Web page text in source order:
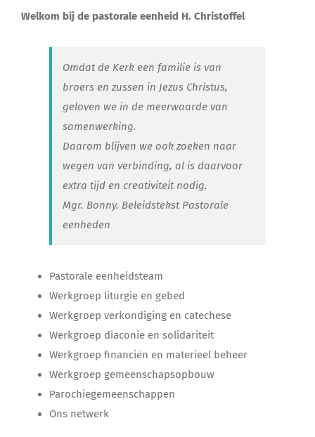
Welkom bij de pastorale eenheid H. Christoffel
Omdat de Kerk een familie is van
broers en zussen in Jezus Christus,
geloven we in de meerwaarde van
samenwerking.
Daarom blijven we ook zoeken naar
wegen van verbinding, al is daarvoor
extra tijd en creativiteit nodig.
Mgr. Bonny. Beleidstekst Pastorale
eenheden
Pastorale eenheidsteam
Werkgroep liturgie en gebed
Werkgroep verkondiging en catechese
Werkgroep diaconie en solidariteit
Werkgroep financiën en materieel beheer
Werkgroep gemeenschapsopbouw
Parochiegemeenschappen
Ons netwerk